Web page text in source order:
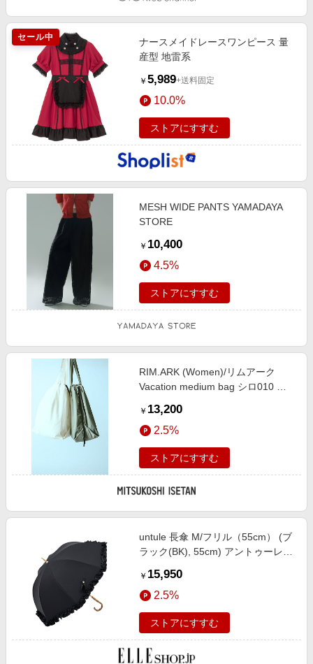
セール中
ナースメイドレースワンピース 量
産型 地雷系
￥ 5,989+送料固定
10.0%
ストアにすすむ
MESH WIDE PANTS YAMADAYA
STORE
￥ 10,400
4.5%
ストアにすすむ
RIM.ARK (Women)/リムアーク
Vacation medium bag シロ010 旅
公式】
￥ 13,200
2.5%
ストアにすすむ
untule 長傘 M/フリル（55cm） (ブ
ラック(BK), 55cm) アントゥーレ
￥ 15,950
2.5%
ストアにすすむ